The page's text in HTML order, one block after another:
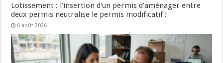
Lotissement : l’insertion d’un permis d’aménager entre
deux permis neutralise le permis modificatif !
6 août 2026